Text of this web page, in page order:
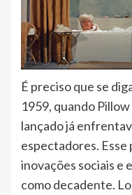
É preciso que se
1959, quando
lançado já
espectadores. Esse
inovações sociais e
como decadente.